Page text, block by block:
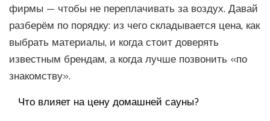
фирмы — чтобы не переплачивать за воздух. Давай
разберём по порядку: из чего складывается цена, как
выбрать материалы, и когда стоит доверять
известным брендам, а когда лучше позвонить «по
знакомству».
Что влияет на цену домашней сауны?